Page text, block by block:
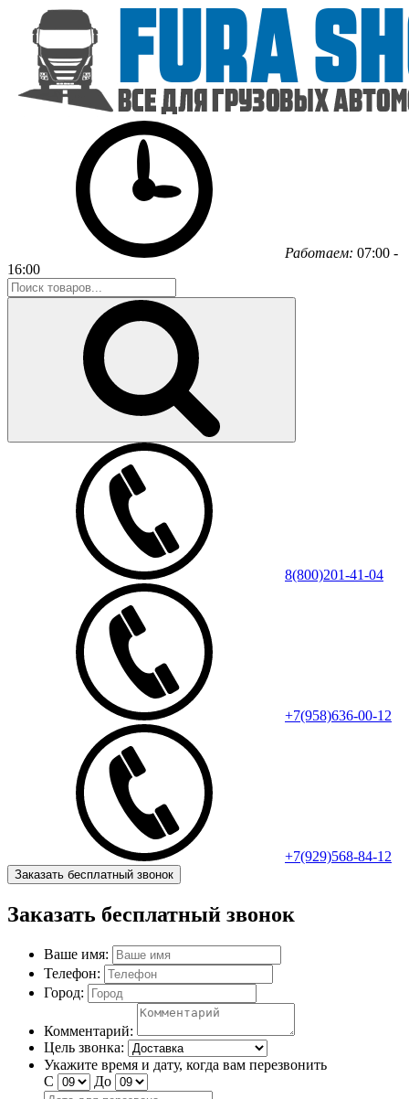
Работаем: 07:00 -
16:00
8(800)201-41-04
+7(958)636-00-12
+7(929)568-84-12
Заказать бесплатный звонок
Заказать бесплатный звонок
Ваше имя:
Телефон:
Город:
Комментарий:
Цель звонка:
Укажите время и дату, когда вам перезвонить
С
До